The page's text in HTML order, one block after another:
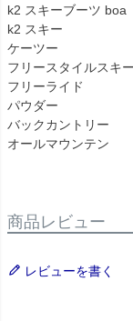
k2 スキーブーツ boa
k2 スキー
ケーツー
フリースタイルスキー
フリーライド
パウダー
バックカントリー
オールマウンテン
商品レビュー
レビューを書く